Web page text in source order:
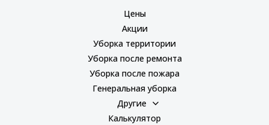
Цены
Акции
Уборка территории
Уборка после ремонта
Уборка после пожара
Генеральная уборка
Другие
Калькулятор